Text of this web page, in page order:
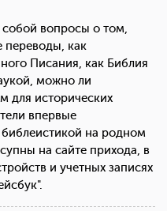
собой вопросы о том,
переводы, как
Писания, как Библия
можно ли
для исторических
впервые
на родном
на сайте прихода, в
и учетных записях